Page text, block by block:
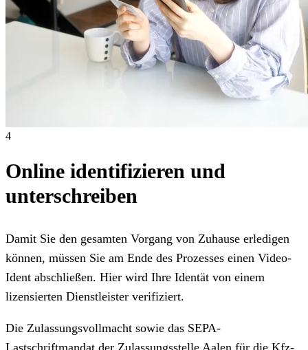
4
Online identifizieren und
unterschreiben
Damit Sie den gesamten Vorgang von Zuhause erledigen
können, müssen Sie am Ende des Prozesses einen Video-
Ident abschließen. Hier wird Ihre Identät von einem
lizensierten Dienstleister verifiziert.
Die Zulassungsvollmacht sowie das SEPA-
Lastschriftmandat der Zulassungsstelle Aalen für die Kfz-